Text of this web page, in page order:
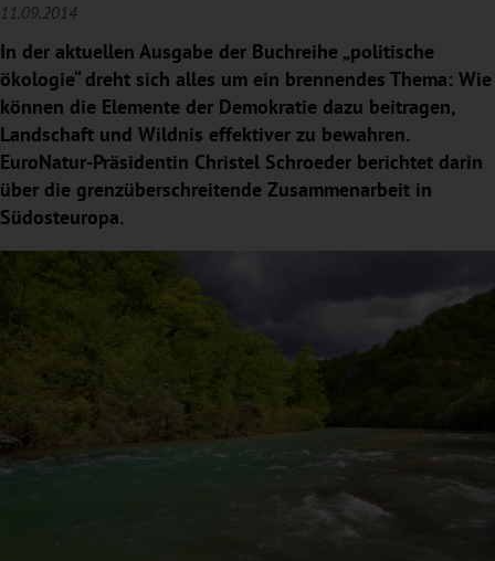
11.09.2014
In der aktuellen Ausgabe der Buchreihe „politische
ökologie“ dreht sich alles um ein brennendes Thema: Wie
können die Elemente der Demokratie dazu beitragen,
Landschaft und Wildnis effektiver zu bewahren.
EuroNatur-Präsidentin Christel Schroeder berichtet darin
über die grenzüberschreitende Zusammenarbeit in
Südosteuropa.